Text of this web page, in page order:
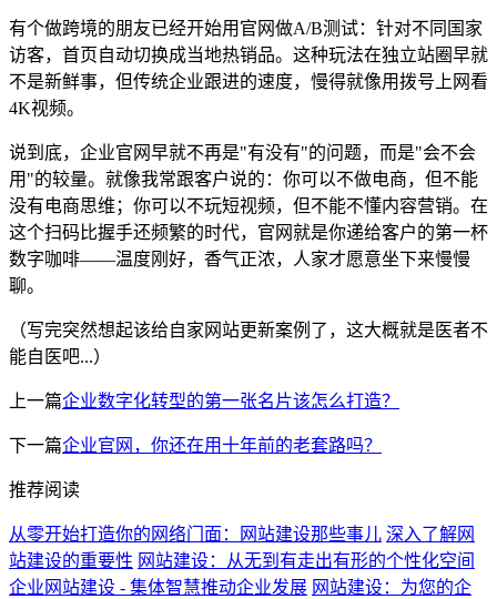
有个做跨境的朋友已经开始用官网做A/B测试：针对不同国家
访客，首页自动切换成当地热销品。这种玩法在独立站圈早就
不是新鲜事，但传统企业跟进的速度，慢得就像用拨号上网看
4K视频。
说到底，企业官网早就不再是"有没有"的问题，而是"会不会
用"的较量。就像我常跟客户说的：你可以不做电商，但不能
没有电商思维；你可以不玩短视频，但不能不懂内容营销。在
这个扫码比握手还频繁的时代，官网就是你递给客户的第一杯
数字咖啡——温度刚好，香气正浓，人家才愿意坐下来慢慢
聊。
（写完突然想起该给自家网站更新案例了，这大概就是医者不
能自医吧...）
上一篇企业数字化转型的第一张名片该怎么打造？
下一篇企业官网，你还在用十年前的老套路吗？
推荐阅读
从零开始打造你的网络门面：网站建设那些事儿 深入了解网
站建设的重要性 网站建设：从无到有走出有形的个性化空间
企业网站建设 - 集体智慧推动企业发展 网站建设：为您的企